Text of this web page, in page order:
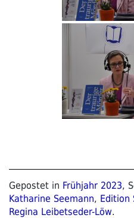
Gepostet in Frühjahr 2023,
Katharine Seemann, Edition
Regina Leibetseder-Löw.